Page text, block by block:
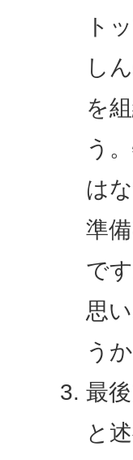
ト
し
を
う
は
準
で
思
うか
最
と